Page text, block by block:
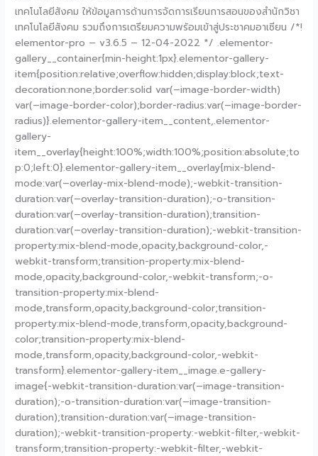
เทคโนโลยีสังคม ให้ข้อมูลการด้านการจัดการเรียนการสอนของสำนักวิชา
เทคโนโลยีสังคม รวมถึงการเตรียมความพร้อมเข้าสู่ประชาคมอาเซียน /*!
elementor-pro – v3.6.5 – 12-04-2022 */ .elementor-
gallery__container{min-height:1px}.elementor-gallery-
item{position:relative;overflow:hidden;display:block;text-
decoration:none;border:solid var(–image-border-width)
var(–image-border-color);border-radius:var(–image-border-
radius)}.elementor-gallery-item__content,.elementor-
gallery-
item__overlay{height:100%;width:100%;position:absolute;to
p:0;left:0}.elementor-gallery-item__overlay{mix-blend-
mode:var(–overlay-mix-blend-mode);-webkit-transition-
duration:var(–overlay-transition-duration);-o-transition-
duration:var(–overlay-transition-duration);transition-
duration:var(–overlay-transition-duration);-webkit-transition-
property:mix-blend-mode,opacity,background-color,-
webkit-transform;transition-property:mix-blend-
mode,opacity,background-color,-webkit-transform;-o-
transition-property:mix-blend-
mode,transform,opacity,background-color;transition-
property:mix-blend-mode,transform,opacity,background-
color;transition-property:mix-blend-
mode,transform,opacity,background-color,-webkit-
transform}.elementor-gallery-item__image.e-gallery-
image{-webkit-transition-duration:var(–image-transition-
duration);-o-transition-duration:var(–image-transition-
duration);transition-duration:var(–image-transition-
duration);-webkit-transition-property:-webkit-filter,-webkit-
transform;transition-property:-webkit-filter,-webkit-